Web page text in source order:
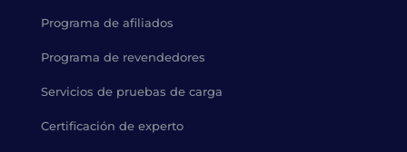
Programa de afiliados
Programa de revendedores
Servicios de pruebas de carga
Certificación de experto